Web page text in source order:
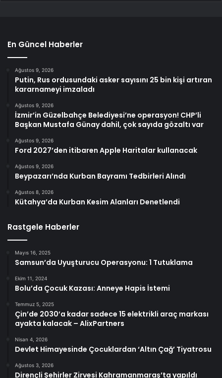
En Güncel Haberler
Ağustos 9, 2026
Putin, Rus ordusundaki asker sayısını 25 bin kişi artıran
kararnameyi imzaladı
Ağustos 9, 2026
İzmir’in Güzelbahçe Belediyesi’ne operasyon! CHP’li
Başkan Mustafa Günay dahil, çok sayıda gözaltı var
Ağustos 9, 2026
Ford 2027’den itibaren Apple Haritalar kullanacak
Ağustos 9, 2026
Beypazarı’nda Kurban Bayramı Tedbirleri Alındı
Ağustos 8, 2026
Kütahya’da Kurban Kesim Alanları Denetlendi
Rastgele Haberler
Mayıs 16, 2025
Samsun’da Uyuşturucu Operasyonu: 1 Tutuklama
Ekim 11, 2024
Bolu’da Çocuk Kazası: Anneye Hapis İstemi
Temmuz 5, 2025
Çin’de 2030’a kadar sadece 15 elektrikli araç markası
ayakta kalacak – AlixPartners
Nisan 4, 2026
Devlet Himayesinde Çocuklardan ‘Altın Çağ’ Tiyatrosu
Ağustos 3, 2026
Dirençli Şehirler Zirvesi Kahramanmaraş’ta yapıldı